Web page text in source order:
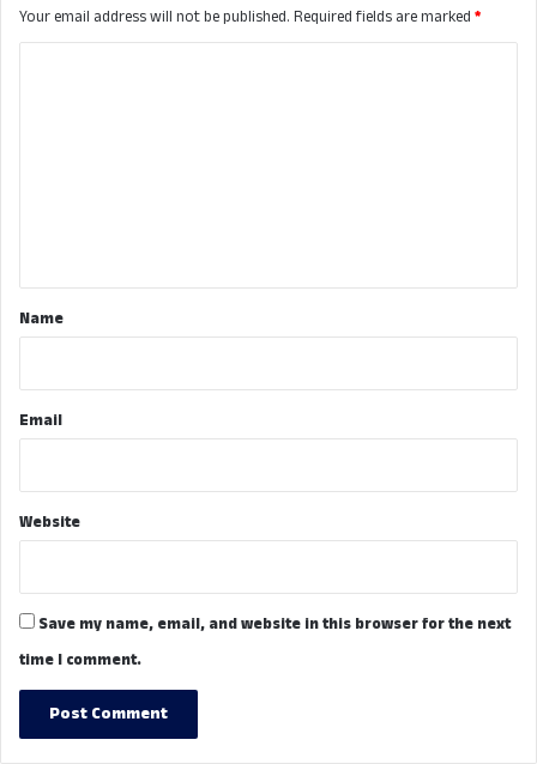
Your email address will not be published. Required fields are marked *
*Name
Email
Website
Save my name, email, and website in this browser for the next
time I comment.